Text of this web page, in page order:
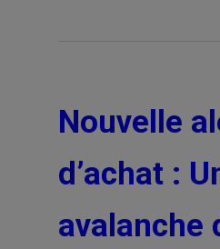
Nouvelle
d’achat :
avalanche